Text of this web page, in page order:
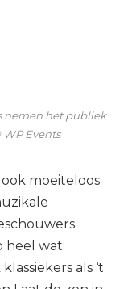
nemen het publiek
Events
moeiteloos
heel wat
als ‘t